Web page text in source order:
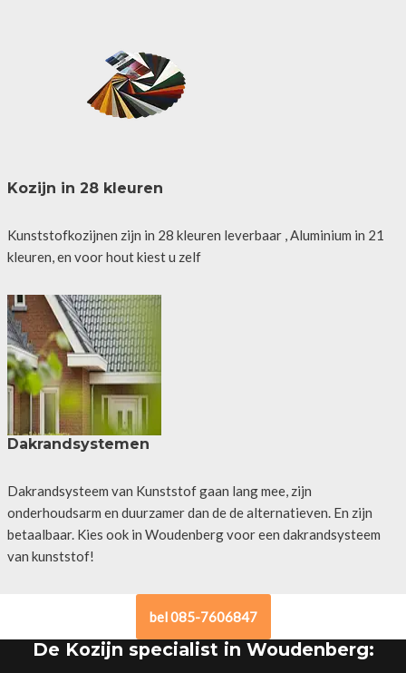
Kozijn in 28 kleuren
Kunststofkozijnen zijn in 28 kleuren leverbaar , Aluminium in 21
kleuren, en voor hout kiest u zelf
Dakrandsystemen
Dakrandsysteem van Kunststof gaan lang mee, zijn
onderhoudsarm en duurzamer dan de de alternatieven. En zijn
betaalbaar. Kies ook in Woudenberg voor een dakrandsysteem
van kunststof!
bel 085-7606847
De Kozijn specialist in Woudenberg: